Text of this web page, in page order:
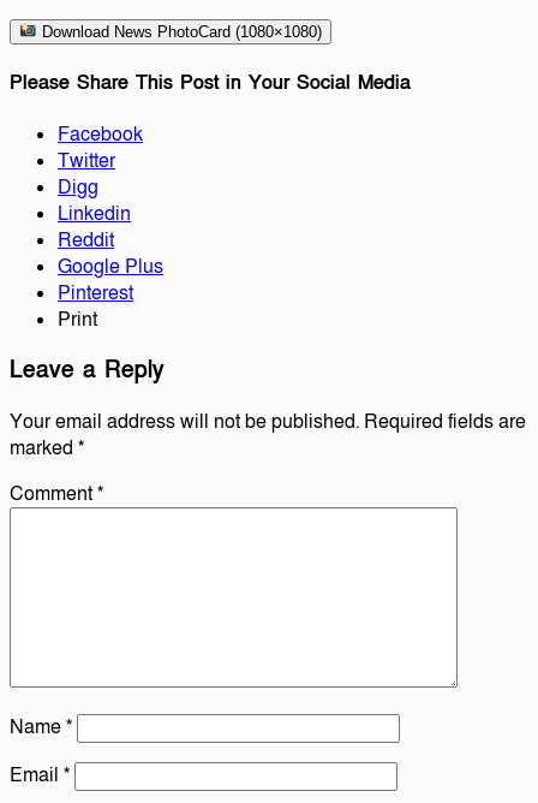
Download News PhotoCard (1080×1080)
Please Share This Post in Your Social Media
Facebook
Twitter
Digg
Linkedin
Reddit
Google Plus
Pinterest
Print
Leave a Reply
Your email address will not be published. Required fields are
marked *
Comment*
Name*
Email *